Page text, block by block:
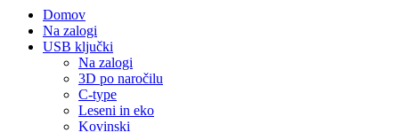
Domov
Na zalogi
USB ključki
Na zalogi
3D po naročilu
C-type
Leseni in eko
Kovinski